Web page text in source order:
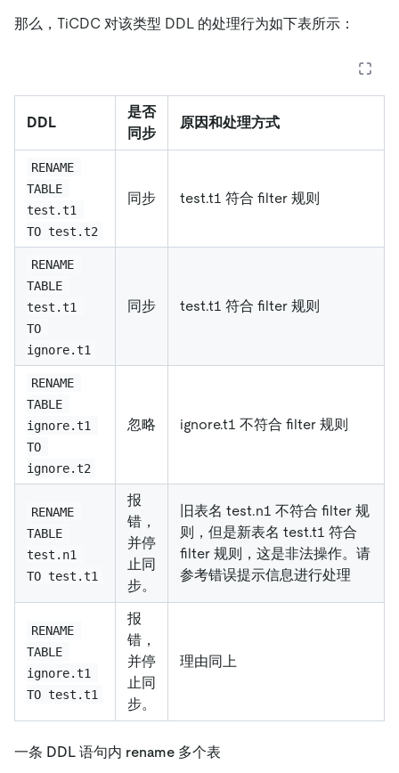
那么，TiCDC 对该类型 DDL 的处理行为如下表所示：
DDL
是否
同步
原因和处理方式
RENAME
TABLE
test.t1
TO test.t2
同步 test.t1 符合 filter 规则
RENAME
TABLE
test.t1
TO
ignore.t1
同步 test.t1 符合 filter 规则
RENAME
TABLE
ignore.t1
TO
ignore.t2
忽略 ignore.t1 不符合 filter 规则
RENAME
TABLE
test.n1
TO test.t1
报
错，
并停
止同
步。
旧表名 test.n1 不符合 filter 规
则，但是新表名 test.t1 符合
filter 规则，这是非法操作。请
参考错误提示信息进行处理
RENAME
TABLE
ignore.t1
TO test.t1
报
错，
并停
止同
步。
理由同上
一条 DDL 语句内 rename 多个表